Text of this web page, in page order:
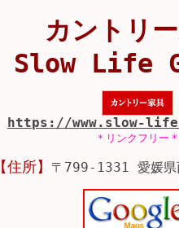
カントリ
Slow Life
https://www.slow-
＊リンクフリー＊
【住所】 〒799-1331 愛媛県